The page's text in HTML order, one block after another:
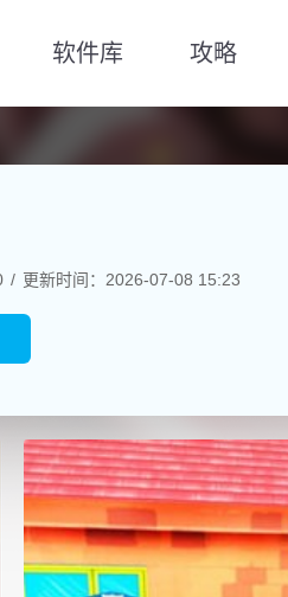
软件库 攻略
更新时间：2026-07-08 15:23